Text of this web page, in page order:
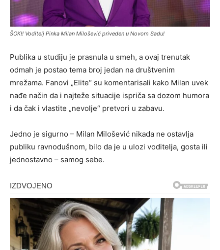
ŠOK!! Voditelj Pinka Milan Milošević priveden u Novom Sadu!
Publika u studiju je prasnula u smeh, a ovaj trenutak
odmah je postao tema broj jedan na društvenim
mrežama. Fanovi „Elite“ su komentarisali kako Milan uvek
nađe način da i najteže situacije ispriča sa dozom humora
i da čak i vlastite „nevolje“ pretvori u zabavu.
Jedno je sigurno – Milan Milošević nikada ne ostavlja
publiku ravnodušnom, bilo da je u ulozi voditelja, gosta ili
jednostavno – samog sebe.